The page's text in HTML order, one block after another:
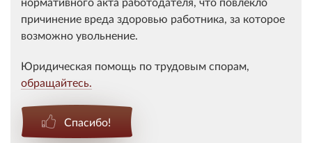
причинение вреда здоровью работника, за которое
возможно увольнение.
Юридическая помощь по трудовым спорам,
обращайтесь.
Спасибо!